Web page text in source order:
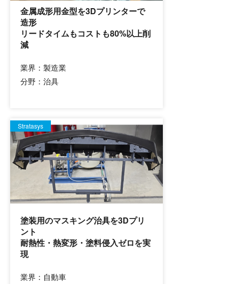
金属成形用金型を3Dプリンターで
造形
リードタイムもコストも80%以上削
減
業界： 製造業
分野： 治具
Stratasys
塗装用のマスキング治具を3Dプリ
ント
耐熱性・熱変形・塗料侵入ゼロを実
現
業界： 自動車